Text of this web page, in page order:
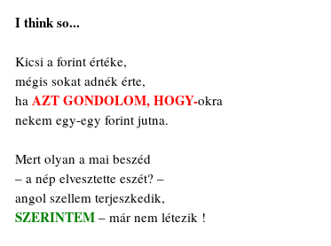
I think so...
Kicsi a forint értéke,
mégis sokat adnék érte,
ha AZT GONDOLOM, HOGY-okra
nekem egy-egy forint jutna.
Mert olyan a mai beszéd
– a nép elvesztette eszét? –
angol szellem terjeszkedik,
SZERINTEM – már nem létezik !